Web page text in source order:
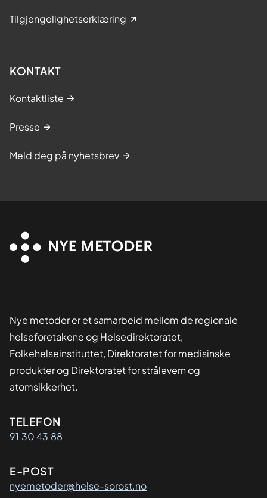
Tilgjengelighetserklæring
KONTAKT
Kontaktliste
Presse
Meld deg på nyhetsbrev
Nye metoder er et samarbeid mellom de regionale
helseforetakene og Helsedirektoratet,
Folkehelseinstituttet, Direktoratet for medisinske
produkter og Direktoratet for strålevern og
atomsikkerhet.
Kontaktinformasjon
TELEFON
91 30 43 88
E-POST
nyemetoder@helse-sorost.no